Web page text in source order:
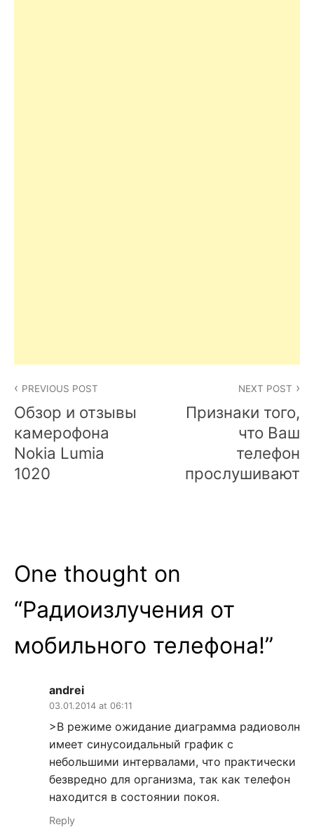
navigation
PREVIOUS POST
Обзор и отзывы
камерофона
Nokia Lumia
1020
NEXT POST
Признаки того,
что Ваш
телефон
прослушивают
One thought on
“Радиоизлучения от
мобильного телефона!”
andrei
03.01.2014 at 06:11
>В режиме ожидание диаграмма радиоволн
имеет синусоидальный график с
небольшими интервалами, что практически
безвредно для организма, так как телефон
находится в состоянии покоя.
Reply